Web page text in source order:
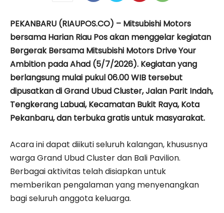
PEKANBARU (RIAUPOS.CO) – Mitsubishi Motors
bersama Harian Riau Pos akan menggelar kegiatan
Bergerak Bersama Mitsubishi Motors Drive Your
Ambition pada Ahad (5/7/2026). Kegiatan yang
berlangsung mulai pukul 06.00 WIB tersebut
dipusatkan di Grand Ubud Cluster, Jalan Parit Indah,
Tengkerang Labuai, Kecamatan Bukit Raya, Kota
Pekanbaru, dan terbuka gratis untuk masyarakat.
Acara ini dapat diikuti seluruh kalangan, khususnya
warga Grand Ubud Cluster dan Bali Pavilion.
Berbagai aktivitas telah disiapkan untuk
memberikan pengalaman yang menyenangkan
bagi seluruh anggota keluarga.